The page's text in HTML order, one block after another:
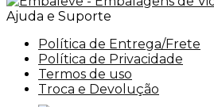
Ajuda e Suporte
Política de Entrega/Frete
Política de Privacidade
Termos de uso
Troca e Devolução